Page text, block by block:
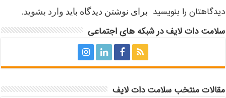
دیدگاهتان را بنویسید برای نوشتن دیدگاه باید وارد بشوید.
سلامت دات لایف در شبکه های اجتماعی
مقالات منتخب سلامت دات لایف